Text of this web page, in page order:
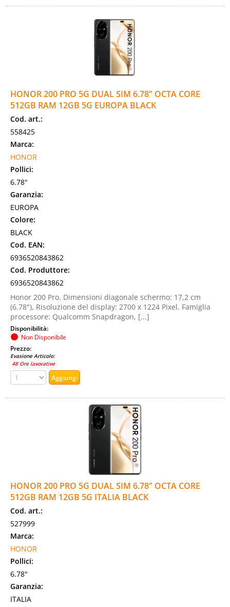
HONOR 200 PRO 5G DUAL SIM 6.78" OCTA CORE
512GB RAM 12GB 5G EUROPA BLACK
Cod. art.:
558425
Marca:
HONOR
Pollici:
6.78"
Garanzia:
EUROPA
Colore:
BLACK
Cod. EAN:
6936520843862
Cod. Produttore:
6936520843862
Honor 200 Pro. Dimensioni diagonale schermo: 17,2 cm
(6.78"), Risoluzione del display: 2700 x 1224 Pixel. Famiglia
processore: Qualcomm Snapdragon, [...]
Disponibilità:
Non Disponibile
Prezzo:
Evasione Articolo:
48 Ore lavorative
HONOR 200 PRO 5G DUAL SIM 6.78" OCTA CORE
512GB RAM 12GB 5G ITALIA BLACK
Cod. art.:
527999
Marca:
HONOR
Pollici:
6.78"
Garanzia:
ITALIA